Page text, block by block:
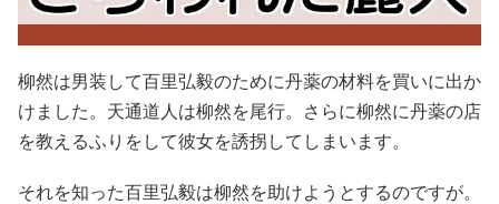
柳然は男装して百里弘毅のために丹薬の材料を買いに出か
けました。天通道人は柳然を尾行。さらに柳然に丹薬の店
を教えるふりをして彼女を誘拐してしまいます。
それを知った百里弘毅は柳然を助けようとするのですが。